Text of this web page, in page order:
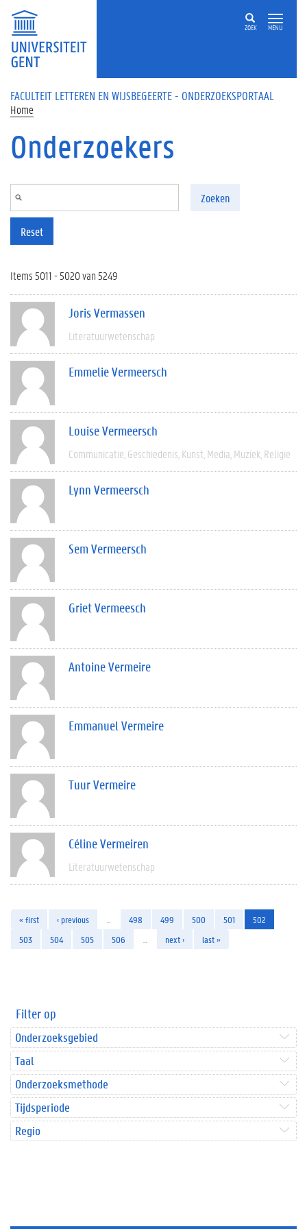
Overslaan en naar de inhoud gaan
ZOEK MENU
FACULTEIT LETTEREN EN WIJSBEGEERTE - ONDERZOEKSPORTAAL
Home
Onderzoekers
Zoeken
Reset
Items 5011 - 5020 van 5249
Joris Vermassen
Literatuurwetenschap
Emmelie Vermeersch
Louise Vermeersch
Communicatie Geschiedenis Kunst Media Muziek Religie
Lynn Vermeersch
Sem Vermeersch
Griet Vermeesch
Antoine Vermeire
Emmanuel Vermeire
Tuur Vermeire
Céline Vermeiren
Literatuurwetenschap
« first ‹ previous 498 499 500 501
502
503
504 505 506 next › last »
Filter op
Onderzoeksgebied
Taal
Onderzoeksmethode
Tijdsperiode
Regio